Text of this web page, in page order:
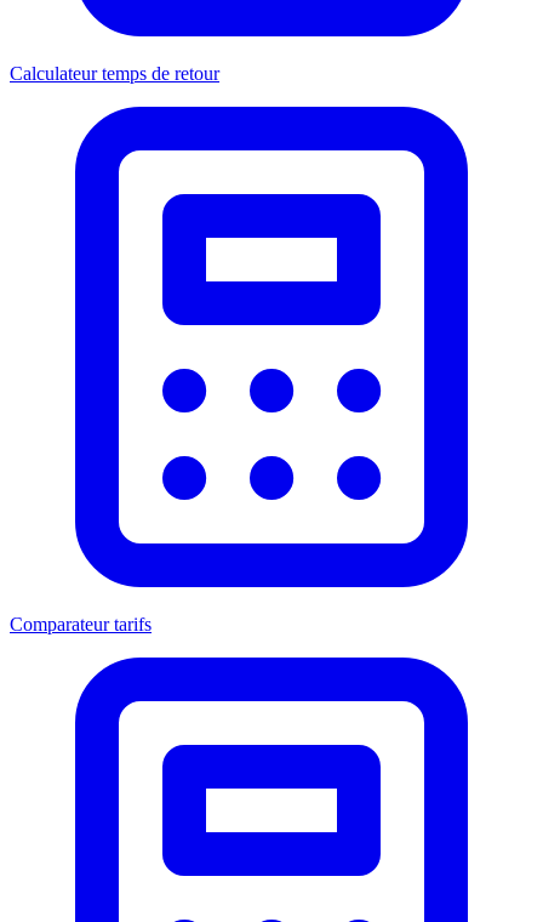
Calculateur temps de retour
Comparateur tarifs